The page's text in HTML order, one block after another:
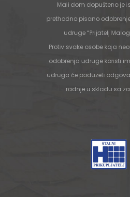
Mali dom dopušteno je
prethodno pisano
udruge “Prijatelj
Protiv svake osobe koja
odobrenja udruge koristi
udruga će poduzeti
radnje u skladu sa